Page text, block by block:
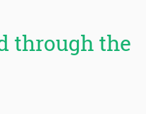
through the